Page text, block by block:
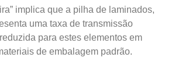
implica que a pilha de laminados,
uma taxa de transmissão
para estes elementos em
de embalagem padrão.